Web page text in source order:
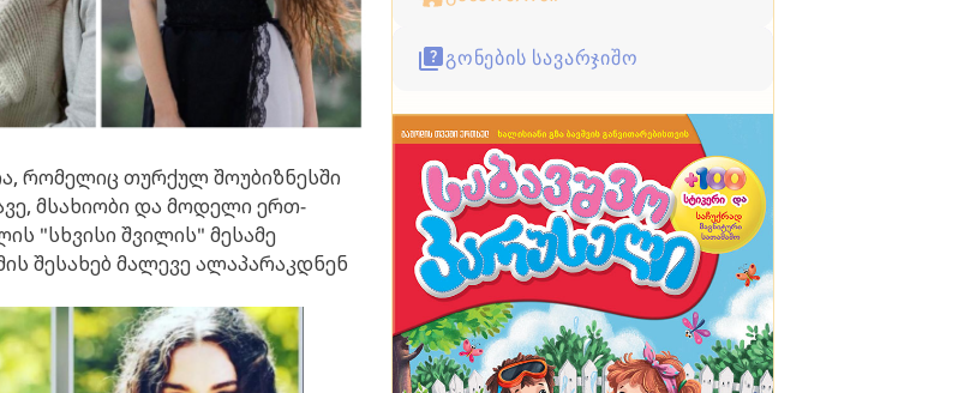
რომელიც თურქულ შოუბიზნესში
მსახიობი და მოდელი ერთ-
"სხვისი შვილის" მესამე
შესახებ მალევე ალაპარაკდნენ
გონების სავარჯიშო